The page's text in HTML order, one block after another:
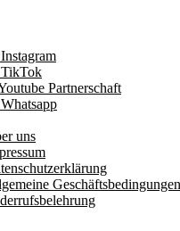
Partnerschaft
uns